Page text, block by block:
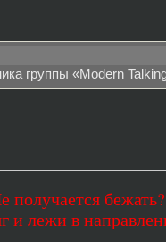
группы «Modern
получается
и лежи в